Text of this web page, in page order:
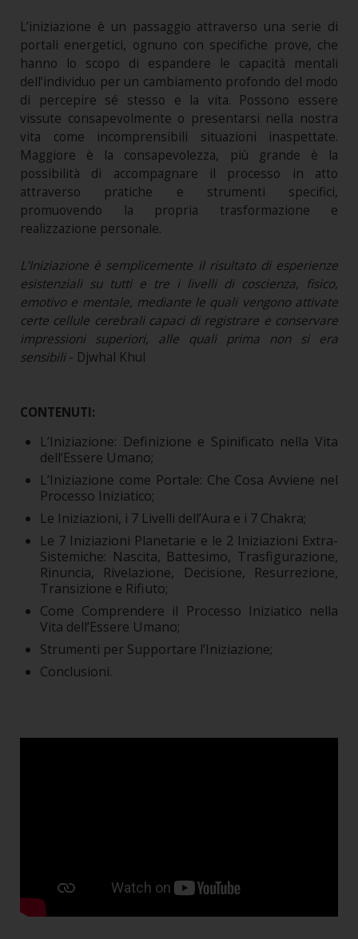
L’iniziazione è un passaggio attraverso una serie di
portali energetici, ognuno con specifiche prove, che
hanno lo scopo di espandere le capacità mentali
dell’individuo per un cambiamento profondo del modo
di percepire sé stesso e la vita. Possono essere
vissute consapevolmente o presentarsi nella nostra
vita come incomprensibili situazioni inaspettate.
Maggiore è la consapevolezza, più grande è la
possibilità di accompagnare il processo in atto
attraverso pratiche e strumenti specifici,
promuovendo la propria trasformazione e
realizzazione personale.
L’Iniziazione è semplicemente il risultato di esperienze
esistenziali su tutti e tre i livelli di coscienza, fisico,
emotivo e mentale, mediante le quali vengono attivate
certe cellule cerebrali capaci di registrare e conservare
impressioni superiori, alle quali prima non si era
sensibili- Djwhal Khul
CONTENUTI:
L’Iniziazione: Definizione e Spinificato nella Vita
dell’Essere Umano;
L’Iniziazione come Portale: Che Cosa Avviene nel
Processo Iniziatico;
Le Iniziazioni, i 7 Livelli dell’Aura e i 7 Chakra;
Le 7 Iniziazioni Planetarie e le 2 Iniziazioni Extra-
Sistemiche: Nascita, Battesimo, Trasfigurazione,
Rinuncia, Rivelazione, Decisione, Resurrezione,
Transizione e Rifiuto;
Come Comprendere il Processo Iniziatico nella
Vita dell’Essere Umano;
Strumenti per Supportare l’Iniziazione;
Conclusioni.